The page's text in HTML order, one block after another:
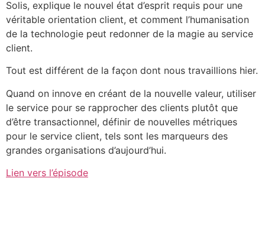
Solis, explique le nouvel état d’esprit requis pour une
véritable orientation client, et comment l’humanisation
de la technologie peut redonner de la magie au service
client.
Tout est différent de la façon dont nous travaillions hier.
Quand on innove en créant de la nouvelle valeur, utiliser
le service pour se rapprocher des clients plutôt que
d’être transactionnel, définir de nouvelles métriques
pour le service client, tels sont les marqueurs des
grandes organisations d’aujourd’hui.
Lien vers l’épisode